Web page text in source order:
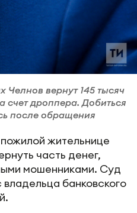
вернут 145 тысяч
счет дроппера. Добиться
после обращения
жительнице
часть денег,
мошенниками. Суд
банковского